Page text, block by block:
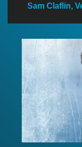
Sam Claflin,